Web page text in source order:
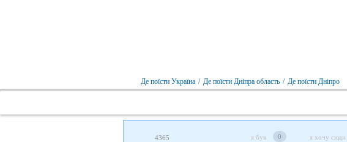
Де поїсти Україна / Де поїсти Дніпра область / Де поїсти Дніпро
4365 я був 0 я хочу сюди